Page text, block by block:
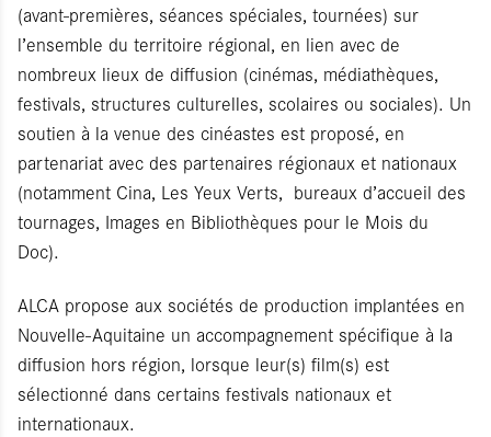
(avant‑premières, séances spéciales, tournées) sur
l’ensemble du territoire régional, en lien avec de
nombreux lieux de diffusion (cinémas, médiathèques,
festivals, structures culturelles, scolaires ou sociales). Un
soutien à la venue des cinéastes est proposé, en
partenariat avec des partenaires régionaux et nationaux
(notamment Cina, Les Yeux Verts, bureaux d’accueil des
tournages, Images en Bibliothèques pour le Mois du
Doc).
ALCA propose aux sociétés de production implantées en
Nouvelle-Aquitaine un accompagnement spécifique à la
diffusion hors région, lorsque leur(s) film(s) est
sélectionné dans certains festivals nationaux et
internationaux.